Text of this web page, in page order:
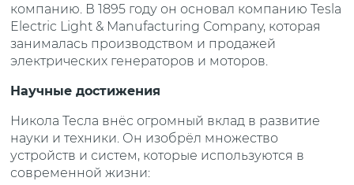
компанию. В 1895 году он основал компанию Tesla
Electric Light & Manufacturing Company, которая
занималась производством и продажей
электрических генераторов и моторов.
Научные достижения
Никола Тесла внёс огромный вклад в развитие
науки и техники. Он изобрёл множество
устройств и систем, которые используются в
современной жизни: